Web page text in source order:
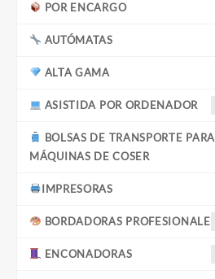
POR ENCARGO
AUTÓMATAS
ALTA GAMA
ASISTIDA POR ORDENADOR
BOLSAS DE TRANSPORTE PARA
MÁQUINAS DE COSER
IMPRESORAS
BORDADORAS PROFESIONALES
ENCONADORAS